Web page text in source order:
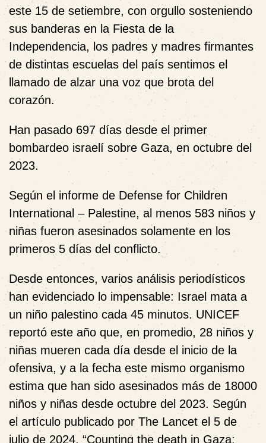
este 15 de setiembre, con orgullo sosteniendo
sus banderas en la Fiesta de la
Independencia, los padres y madres firmantes
de distintas escuelas del país sentimos el
llamado de alzar una voz que brota del
corazón.
Han pasado 697 días desde el primer
bombardeo israelí sobre Gaza, en octubre del
2023.
Según el informe de Defense for Children
International – Palestine, al menos 583 niños y
niñas fueron asesinados solamente en los
primeros 5 días del conflicto.
Desde entonces, varios análisis periodísticos
han evidenciado lo impensable: Israel mata a
un niño palestino cada 45 minutos. UNICEF
reportó este año que, en promedio, 28 niños y
niñas mueren cada día desde el inicio de la
ofensiva, y a la fecha este mismo organismo
estima que han sido asesinados más de 18000
niños y niñas desde octubre del 2023. Según
el artículo publicado por The Lancet el 5 de
julio de 2024, “Counting the death in Gaza: